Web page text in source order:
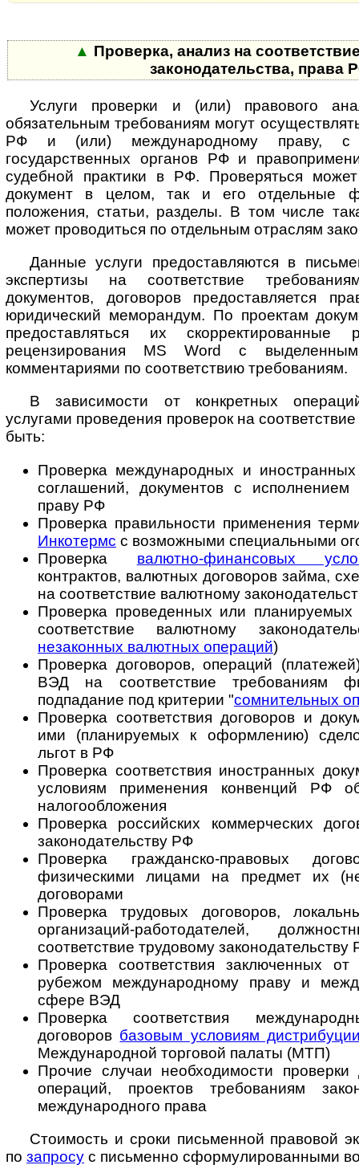
▲ Проверка, анализ на
законодательства, права
Услуги проверки и (или) правового
обязательным требованиям могут
РФ и (или) международному праву, с
государственных органов РФ и
судебной практики в РФ. Проверяться
документ в целом, так и его отдельные
положения, статьи, разделы. В том числе
может проводиться по отдельным отраслям
Данные услуги предоставляются в
экспертизы на соответствие
документов, договоров предоставляется
юридический меморандум. По проектам
предоставляться их
рецензирования MS Word с
комментариями по соответствию требованиям.
В зависимости от конкретных
услугами проведения проверок на
быть:
Проверка международных и иностранных
соглашений, документов с
праву РФ
Проверка правильности применения
Инкотермс с возможными специальными
Проверка валютно-финансовых
контрактов, валютных договоров займа,
на соответствие валютному
Проверка проведенных или
соответствие валютному
незаконных валютных операций)
Проверка договоров, операций
ВЭД на соответствие требованиям
подпадание под критерии "сомнительных
Проверка соответствия договоров и
ими (планируемых к оформлению)
льгот в РФ
Проверка соответствия иностранных
условиям применения конвенций РФ
налогообложения
Проверка российских коммерческих
законодательству РФ
Проверка гражданско-правовых
физическими лицами на предмет их
договорами
Проверка трудовых договоров,
организаций-работодателей,
соответствие трудовому законодательству
Проверка соответствия заключенных
рубежом международному праву и
сфере ВЭД
Проверка соответствия
договоров базовым условиям
Международной торговой палаты (МТП)
Прочие случаи необходимости проверки
операций, проектов требованиям
международного права
Стоимость и сроки письменной правовой
по запросу с письменно сфор­му­ли­ро­ван­ны­ми